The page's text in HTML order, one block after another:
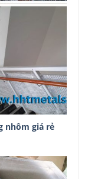
nhôm giá rẻ